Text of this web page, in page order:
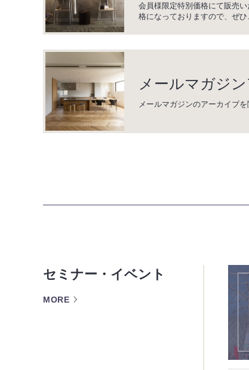
会員様限定特別価格にて販売
格になっておりますので、ぜひ
メールマガジ
メールマガジンのアーカイブを
セミナー・イベント
MORE